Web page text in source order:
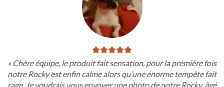
« Chère équipe, le produit fait sensation, pour la première fois
notre Rocky est enfin calme alors qu’une énorme tempête fait
rage. Je voudrais vous envoyer une photo de notre Rocky, âgé